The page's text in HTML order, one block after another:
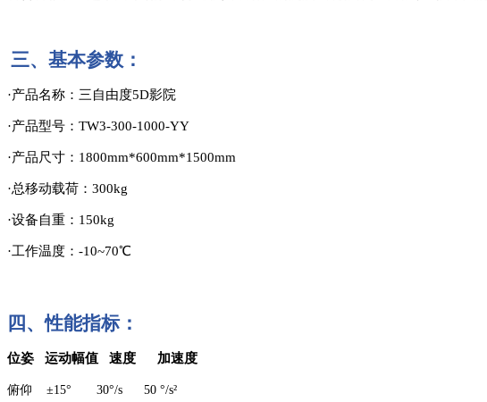
三、 基本参数：
·产品名称：三自由度5D影院
·产品型号：TW3-300-1000-YY
·产品尺寸：1800mm*600mm*1500mm
·总移动载荷：300kg
·设备自重：150kg
·工作温度：-10~70℃
四、性能指标：
位姿 运动幅值 速度 加速度
俯仰 ±15° 30°/s 50 °/s²